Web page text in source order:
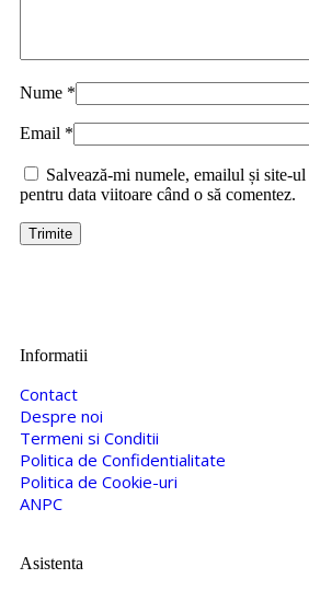
Nume *
Email *
Salvează-mi numele, emailul și site-
pentru data viitoare când o să comentez.
Informatii
Contact
Despre noi
Termeni si Conditii
Politica de Confidentialitate
Politica de Cookie-uri
ANPC
Asistenta